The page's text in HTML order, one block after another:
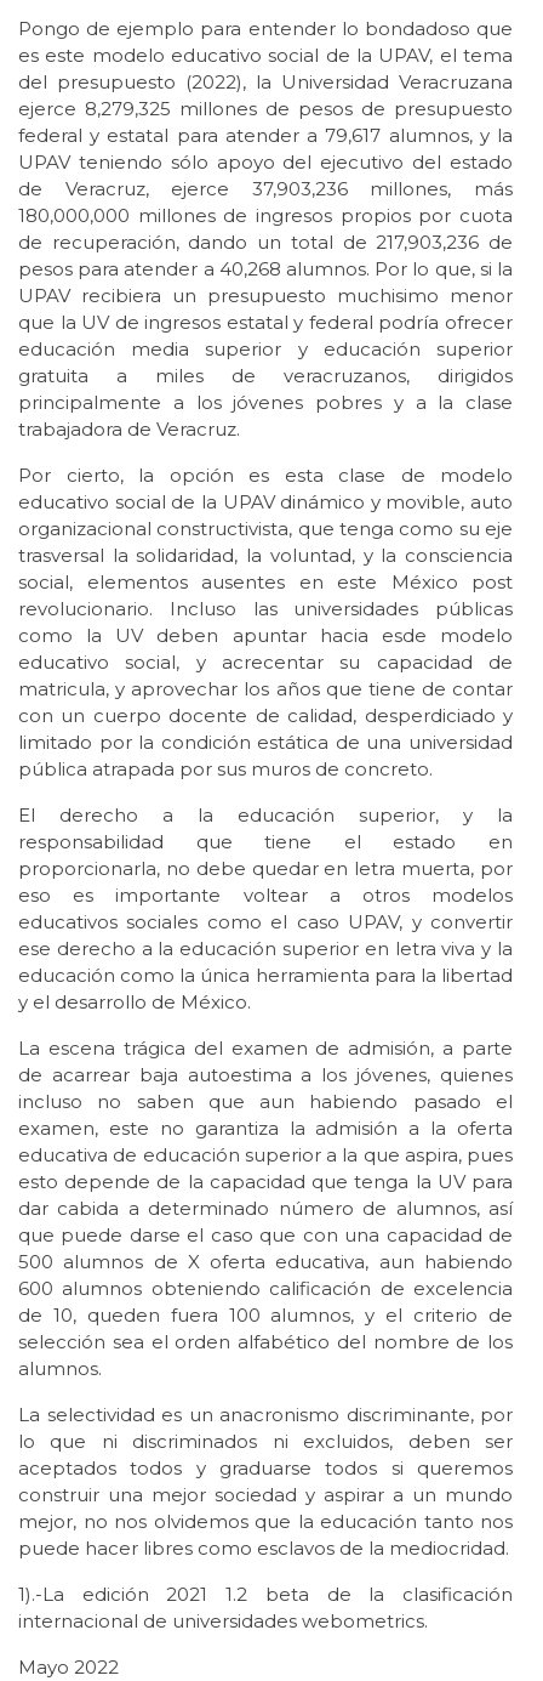
Pongo de ejemplo para entender lo bondadoso que
es este modelo educativo social de la UPAV, el tema
del presupuesto (2022), la Universidad Veracruzana
ejerce 8,279,325 millones de pesos de presupuesto
federal y estatal para atender a 79,617 alumnos, y la
UPAV teniendo sólo apoyo del ejecutivo del estado
de Veracruz, ejerce 37,903,236 millones, más
180,000,000 millones de ingresos propios por cuota
de recuperación, dando un total de 217,903,236 de
pesos para atender a 40,268 alumnos. Por lo que, si la
UPAV recibiera un presupuesto muchisimo menor
que la UV de ingresos estatal y federal podría ofrecer
educación media superior y educación superior
gratuita a miles de veracruzanos, dirigidos
principalmente a los jóvenes pobres y a la clase
trabajadora de Veracruz.
Por cierto, la opción es esta clase de modelo
educativo social de la UPAV dinámico y movible, auto
organizacional constructivista, que tenga como su eje
trasversal la solidaridad, la voluntad, y la consciencia
social, elementos ausentes en este México post
revolucionario. Incluso las universidades públicas
como la UV deben apuntar hacia esde modelo
educativo social, y acrecentar su capacidad de
matricula, y aprovechar los años que tiene de contar
con un cuerpo docente de calidad, desperdiciado y
limitado por la condición estática de una universidad
pública atrapada por sus muros de concreto.
El derecho a la educación superior, y la
responsabilidad que tiene el estado en
proporcionarla, no debe quedar en letra muerta, por
eso es importante voltear a otros modelos
educativos sociales como el caso UPAV, y convertir
ese derecho a la educación superior en letra viva y la
educación como la única herramienta para la libertad
y el desarrollo de México.
La escena trágica del examen de admisión, a parte
de acarrear baja autoestima a los jóvenes, quienes
incluso no saben que aun habiendo pasado el
examen, este no garantiza la admisión a la oferta
educativa de educación superior a la que aspira, pues
esto depende de la capacidad que tenga la UV para
dar cabida a determinado número de alumnos, así
que puede darse el caso que con una capacidad de
500 alumnos de X oferta educativa, aun habiendo
600 alumnos obteniendo calificación de excelencia
de 10, queden fuera 100 alumnos, y el criterio de
selección sea el orden alfabético del nombre de los
alumnos.
La selectividad es un anacronismo discriminante, por
lo que ni discriminados ni excluidos, deben ser
aceptados todos y graduarse todos si queremos
construir una mejor sociedad y aspirar a un mundo
mejor, no nos olvidemos que la educación tanto nos
puede hacer libres como esclavos de la mediocridad.
1).-La edición 2021 1.2 beta de la clasificación
internacional de universidades webometrics.
Mayo 2022